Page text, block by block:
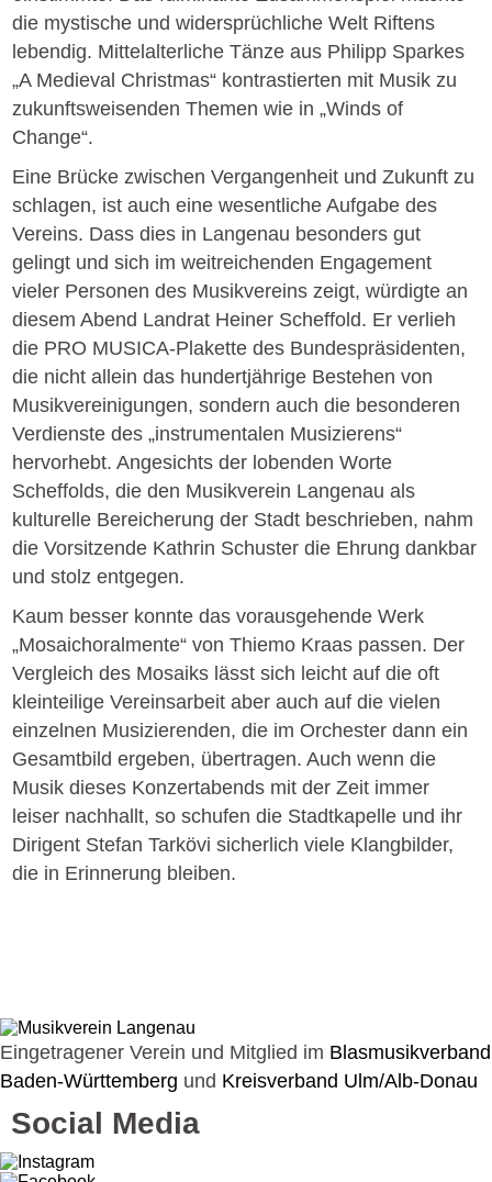
die mystische und widersprüchliche Welt Riftens
lebendig. Mittelalterliche Tänze aus Philipp Sparkes
„A Medieval Christmas“ kontrastierten mit Musik zu
zukunftsweisenden Themen wie in „Winds of
Change“.
Eine Brücke zwischen Vergangenheit und Zukunft zu
schlagen, ist auch eine wesentliche Aufgabe des
Vereins. Dass dies in Langenau besonders gut
gelingt und sich im weitreichenden Engagement
vieler Personen des Musikvereins zeigt, würdigte an
diesem Abend Landrat Heiner Scheffold. Er verlieh
die PRO MUSICA-Plakette des Bundespräsidenten,
die nicht allein das hundertjährige Bestehen von
Musikvereinigungen, sondern auch die besonderen
Verdienste des „instrumentalen Musizierens“
hervorhebt. Angesichts der lobenden Worte
Scheffolds, die den Musikverein Langenau als
kulturelle Bereicherung der Stadt beschrieben, nahm
die Vorsitzende Kathrin Schuster die Ehrung dankbar
und stolz entgegen.
Kaum besser konnte das vorausgehende Werk
„Mosaichoralmente“ von Thiemo Kraas passen. Der
Vergleich des Mosaiks lässt sich leicht auf die oft
kleinteilige Vereinsarbeit aber auch auf die vielen
einzelnen Musizierenden, die im Orchester dann ein
Gesamtbild ergeben, übertragen. Auch wenn die
Musik dieses Konzertabends mit der Zeit immer
leiser nachhallt, so schufen die Stadtkapelle und ihr
Dirigent Stefan Tarkövi sicherlich viele Klangbilder,
die in Erinnerung bleiben.
Eingetragener Verein und Mitglied im Blasmusikverband
Baden-Württemberg und Kreisverband Ulm/Alb-Donau
Social Media